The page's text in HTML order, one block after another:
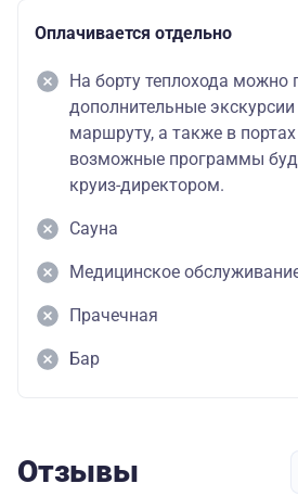
Оплачивается отдельно
На борту теплохода можно
дополнительные
маршруту, а также в
возможные программы
круиз-директором.
Сауна
Медицинское
Прачечная
Бар
Отзывы